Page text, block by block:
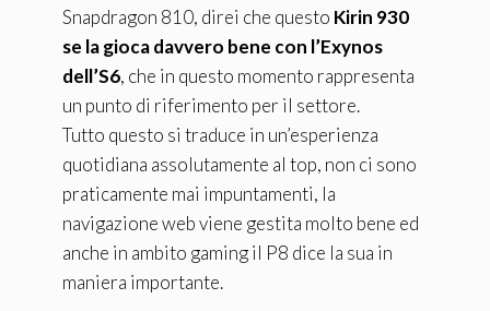
Snapdragon 810, direi che questo Kirin 930
se la gioca davvero bene con l’Exynos
dell’S6, che in questo momento rappresenta
un punto di riferimento per il settore.
Tutto questo si traduce in un’esperienza
quotidiana assolutamente al top, non ci sono
praticamente mai impuntamenti, la
navigazione web viene gestita molto bene ed
anche in ambito gaming il P8 dice la sua in
maniera importante.